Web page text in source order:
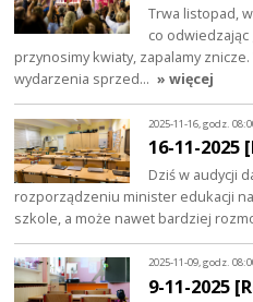
Trwa listopad,
co
przynosimy kwiaty, zapalamy
wydarzenia sprzed… » więcej
2025-11-16, godz.
16-11-
Dziś w audycji
rozporządzeniu minister edukacji
szkole, a może nawet bardziej
2025-11-09, godz.
9-11-2025